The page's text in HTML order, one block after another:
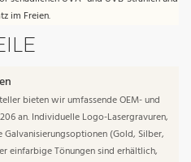
im Freien.
bieten wir umfassende OEM- und
an. Individuelle Logo-Lasergravuren,
(Gold, Silber,
einfarbige Tönungen sind erhältlich,